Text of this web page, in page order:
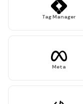
Tag Manager
Meta